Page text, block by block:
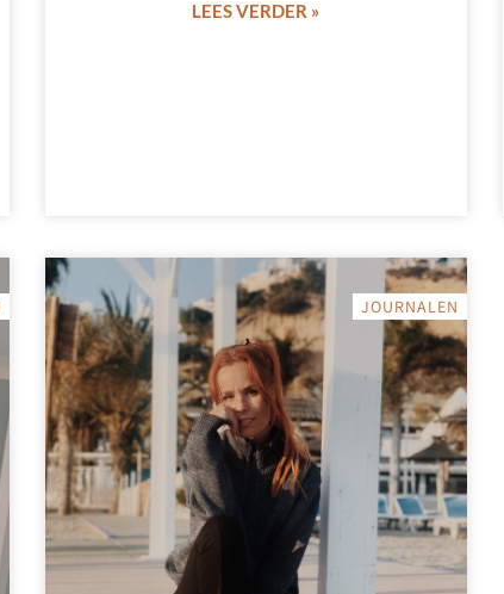
LEES VERDER »
JOURNALEN